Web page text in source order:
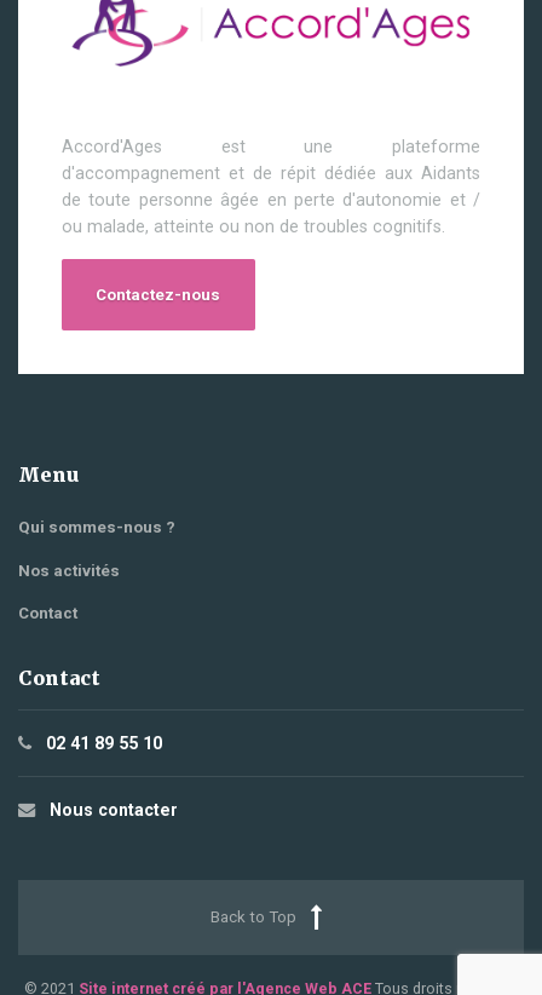
Accord'Ages est une plateforme
d'accompagnement et de répit dédiée aux Aidants
de toute personne âgée en perte d'autonomie et /
ou malade, atteinte ou non de troubles cognitifs.
Contactez-nous
Menu
Qui sommes-nous ?
Nos activités
Contact
Contact
02 41 89 55 10
Nous contacter
© 2021 Site internet créé par l'Agence Web ACETous droits réservés.
Back to Top